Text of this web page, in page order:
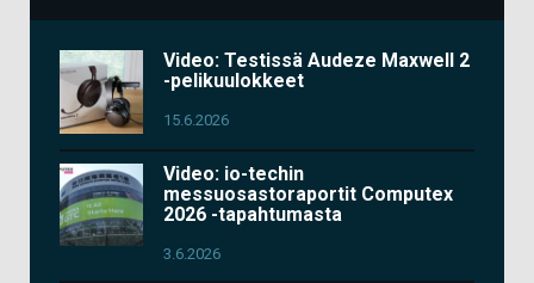
Video: Testissä Audeze Maxwell 2
-pelikuulokkeet
15.6.2026
Video: io-techin
messuosastoraportit Computex
2026 -tapahtumasta
3.6.2026